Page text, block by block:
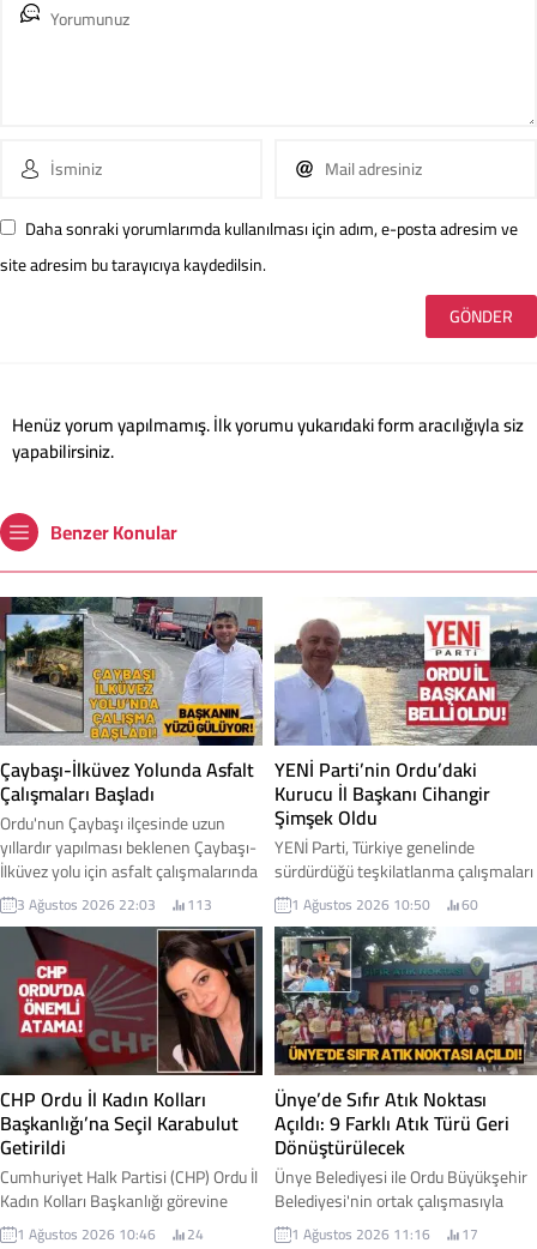
Daha sonraki yorumlarımda kullanılması için adım, e-posta adresim ve
site adresim bu tarayıcıya kaydedilsin.
Henüz yorum yapılmamış. İlk yorumu yukarıdaki form aracılığıyla siz
yapabilirsiniz.
Benzer Konular
Çaybaşı-İlküvez Yolunda Asfalt
Çalışmaları Başladı
Ordu'nun Çaybaşı ilçesinde uzun
yıllardır yapılması beklenen Çaybaşı-
İlküvez yolu için asfalt çalışmalarında
ilk adım atıldı. Yüklenici firmanın iş
makineleriyle sahaya inmesiyle
birlikte yol yapım çalışmalarına
resmen başlandı. Çaybaşı Belediye
Başkanı Mesut Karayiğit, çalışmalara
ilişkin gelişmeyi sosyal medya
hesabından yaptığı paylaşımla
duyurdu. Karayiğit, Çaybaşı-İlküvez
hattında başlayan çalışmaların
sadece bir yol projesi...
3 Ağustos 2026 22:03 113
YENİ Parti’nin Ordu’daki
Kurucu İl Başkanı Cihangir
Şimşek Oldu
YENİ Parti, Türkiye genelinde
sürdürdüğü teşkilatlanma çalışmaları
kapsamında Ordu'daki yapılanmasını
başlattı. Parti Genel Merkezi
tarafından alınan kararla, Ordu İl
Teşkilatı'nın kuruluş sürecini
yürütmek üzere Cihangir Şimşek
kurucu il başkanı olarak
görevlendirildi. İşte detaylar...
1 Ağustos 2026 10:50 60
CHP Ordu İl Kadın Kolları
Başkanlığı’na Seçil Karabulut
Getirildi
Cumhuriyet Halk Partisi (CHP) Ordu İl
Kadın Kolları Başkanlığı görevine
Seçil Karabulut atandı. Yeni görevine
1 Ağustos 2026 10:46 24
Ünye’de Sıfır Atık Noktası
Açıldı: 9 Farklı Atık Türü Geri
Dönüştürülecek
Ünye Belediyesi ile Ordu Büyükşehir
Belediyesi'nin ortak çalışmasıyla
hayata geçirilen Sıfır Atık Noktası
1 Ağustos 2026 11:16 17